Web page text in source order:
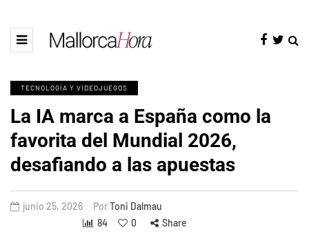
TECNOLOGÍA Y VIDEOJUEGOS
La IA marca a España como la
favorita del Mundial 2026,
desafiando a las apuestas
junio 25, 2026 PorToni Dalmau
84
0 Share